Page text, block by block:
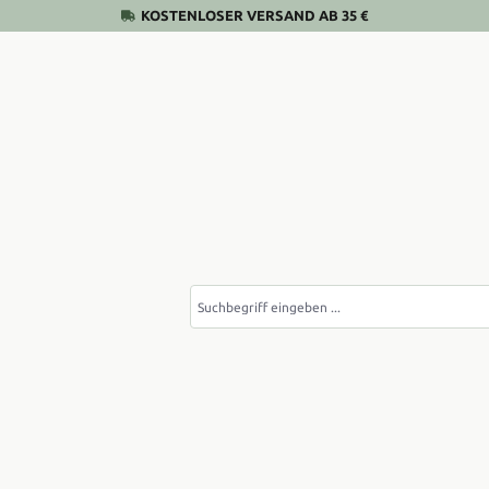
KOSTENLOSER VERSAND AB 35 €